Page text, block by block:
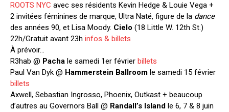
ROOTS NYC avec ses résidents Kevin Hedge & Louie Vega +
2 invitées féminines de marque, Ultra Naté, figure de la dance
des années 90, et Lisa Moody. Cielo (18 Little W. 12th St.)
22h/Gratuit avant 23h infos & billets
À prévoir…
R3hab @ Pacha le samedi 1er février billets
Paul Van Dyk @ Hammerstein Ballroom le samedi 15 février
billets
Axwell, Sebastian Ingrosso, Phoenix, Outkast + beaucoup
d’autres au Governors Ball @ Randall’s Island le 6, 7 & 8 juin